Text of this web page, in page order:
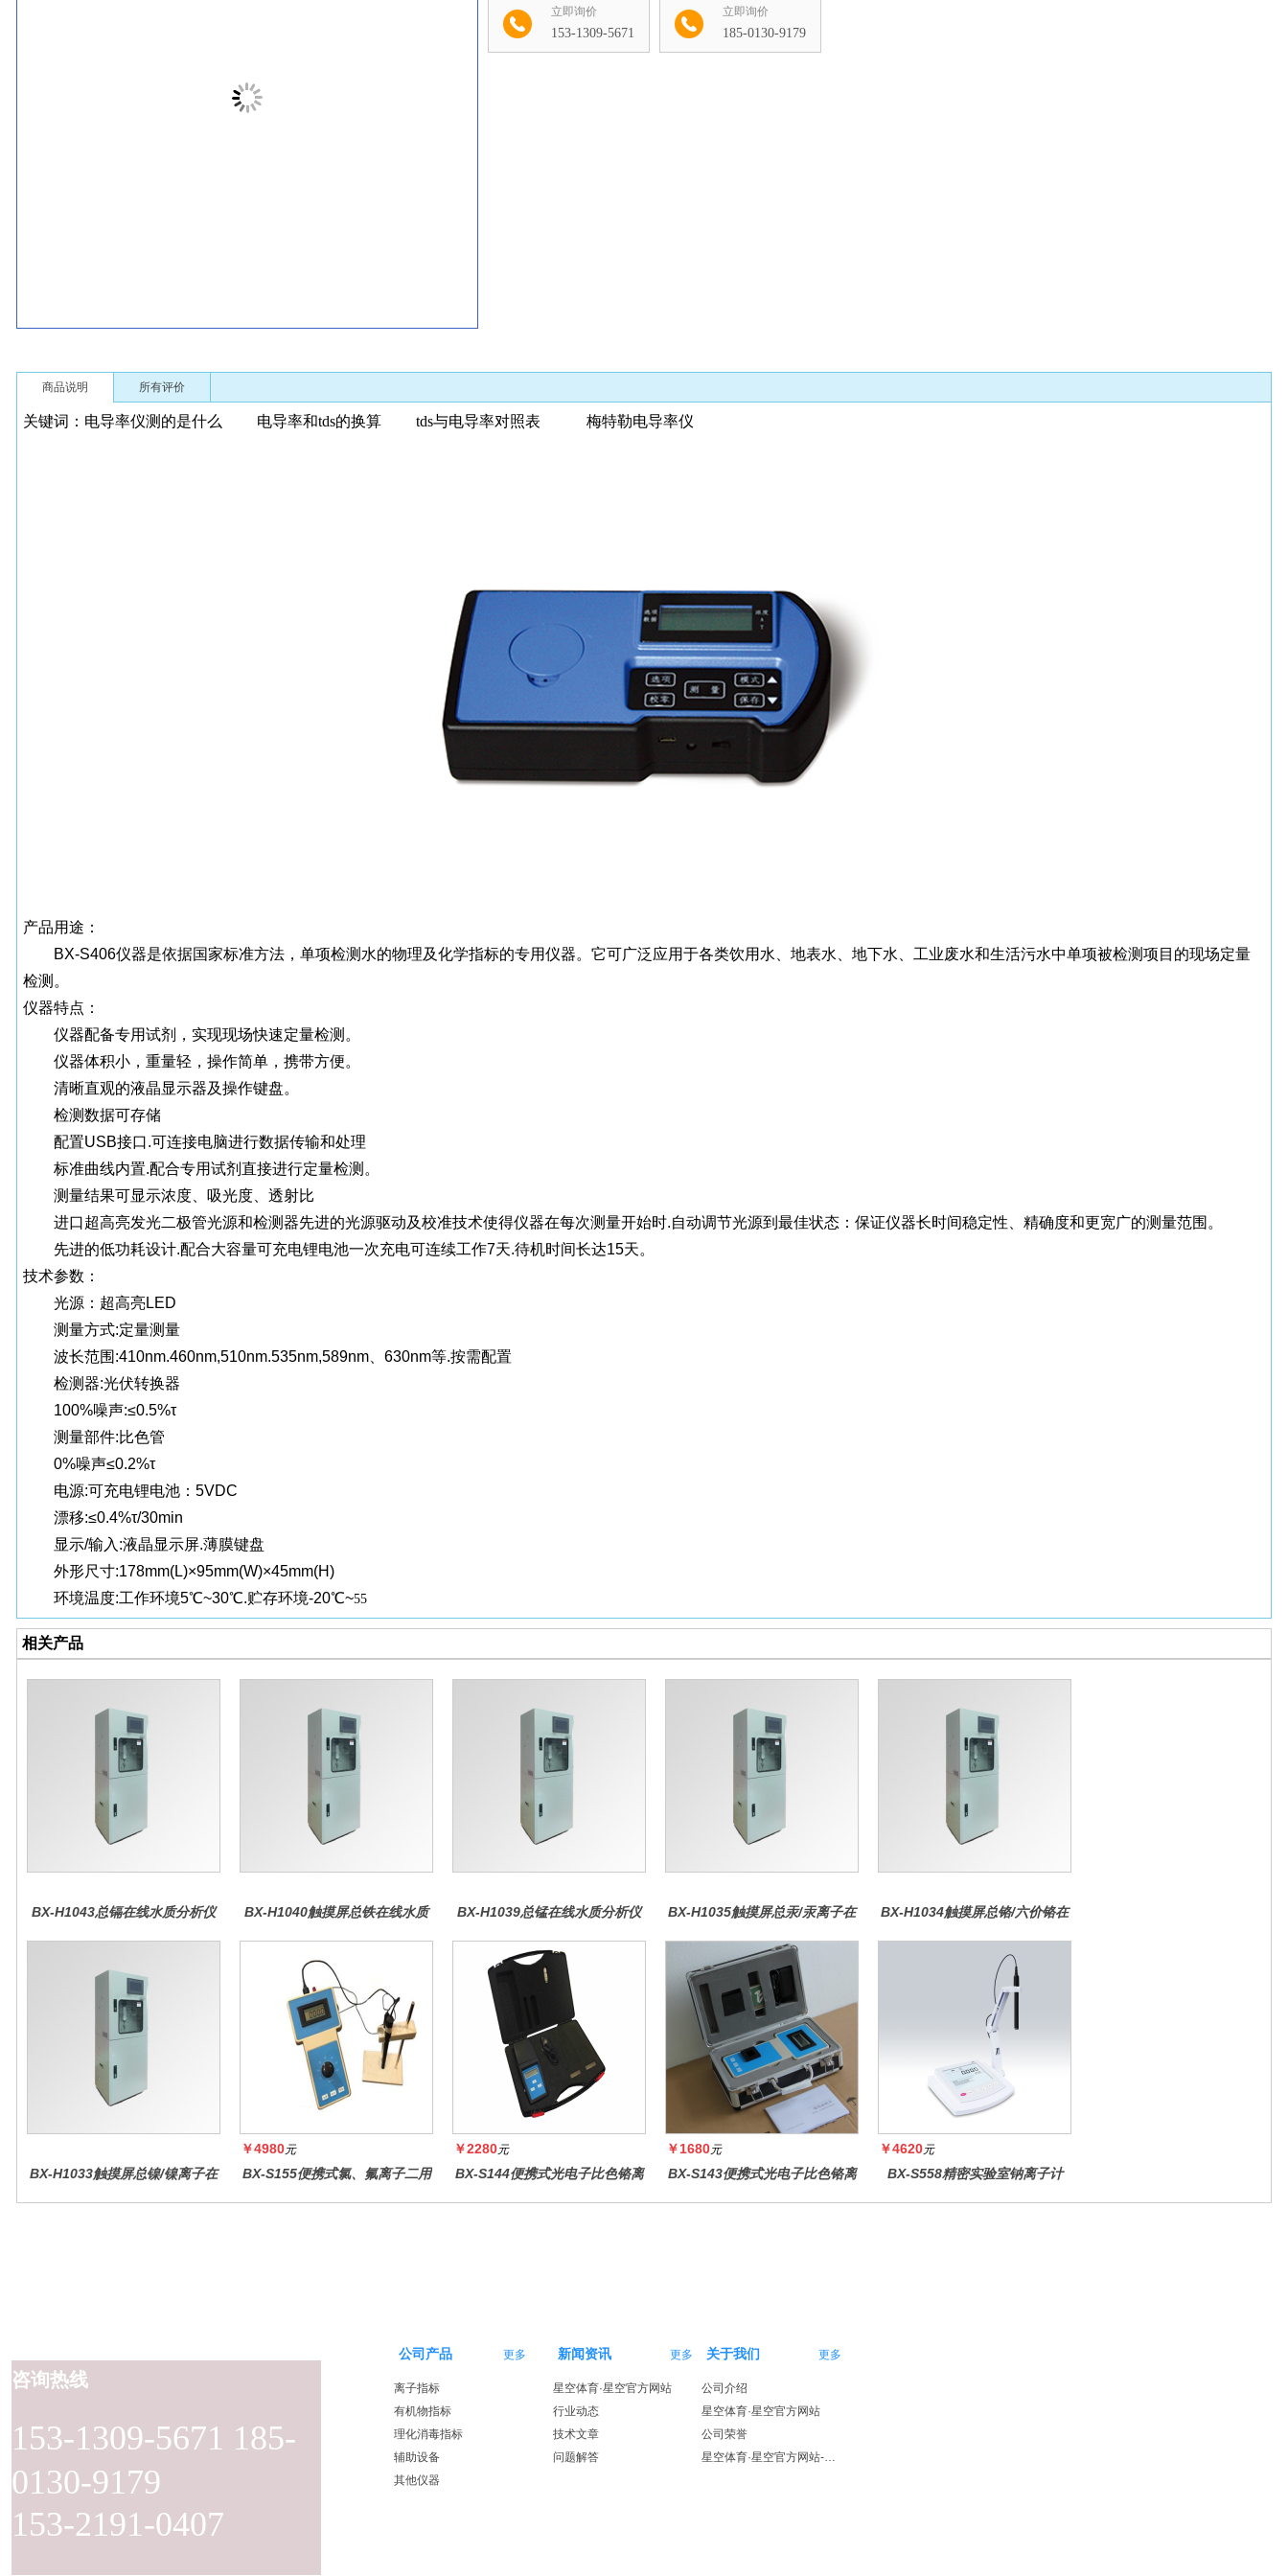
立即询价
153-1309-5671
立即询价
185-0130-9179
商品说明 所有评价
关键词：电导率仪测的是什么 电导率和tds的换算 tds与电导率对照表 梅特勒电导率仪
产品用途：
BX-S406仪器是依据国家标准方法，单项检测水的物理及化学指标的专用仪器。它可广泛应用于各类饮用水、地表水、地下水、工业废水和生活污水中单项被检测项目的现场定量
检测。
仪器特点：
仪器配备专用试剂，实现现场快速定量检测。
仪器体积小，重量轻，操作简单，携带方便。
清晰直观的液晶显示器及操作键盘。
检测数据可存储
配置USB接口.可连接电脑进行数据传输和处理
标准曲线内置.配合专用试剂直接进行定量检测。
测量结果可显示浓度、吸光度、透射比
进口超高亮发光二极管光源和检测器先进的光源驱动及校准技术使得仪器在每次测量开始时.自动调节光源到最佳状态：保证仪器长时间稳定性、精确度和更宽广的测量范围。
先进的低功耗设计.配合大容量可充电锂电池一次充电可连续工作7天.待机时间长达15天。
技术参数：
光源：超高亮LED
测量方式:定量测量
波长范围:410nm.460nm,510nm.535nm,589nm、630nm等.按需配置
检测器:光伏转换器
100%噪声:≤0.5%τ
测量部件:比色管
0%噪声≤0.2%τ
电源:可充电锂电池：5VDC
漂移:≤0.4%τ/30min
显示/输入:液晶显示屏.薄膜键盘
外形尺寸:178mm(L)×95mm(W)×45mm(H)
环境温度:工作环境5℃~30℃.贮存环境-20℃~55
相关产品
BX-H1043总镉在线水质分析仪
BX-H1040触摸屏总铁在线水质
BX-H1039总锰在线水质分析仪
BX-H1035触摸屏总汞/汞离子在
BX-H1034触摸屏总铬/六价铬在
BX-H1033触摸屏总镍/镍离子在
￥4980元
BX-S155便携式氯、氟离子二用
￥2280元
BX-S144便携式光电子比色铬离
￥1680元
BX-S143便携式光电子比色铬离
￥4620元
BX-S558精密实验室钠离子计
153-1309-5671 185-
0130-9179
153-2191-0407
咨询热线
新闻资讯 更多
星空体育·星空官方网站
行业动态
技术文章
问题解答
公司产品 更多
离子指标
有机物指标
理化消毒指标
辅助设备
其他仪器
关于我们 更多
公司介绍
星空体育·星空官方网站
公司荣誉
星空体育·星空官方网站-星空体育（中国）